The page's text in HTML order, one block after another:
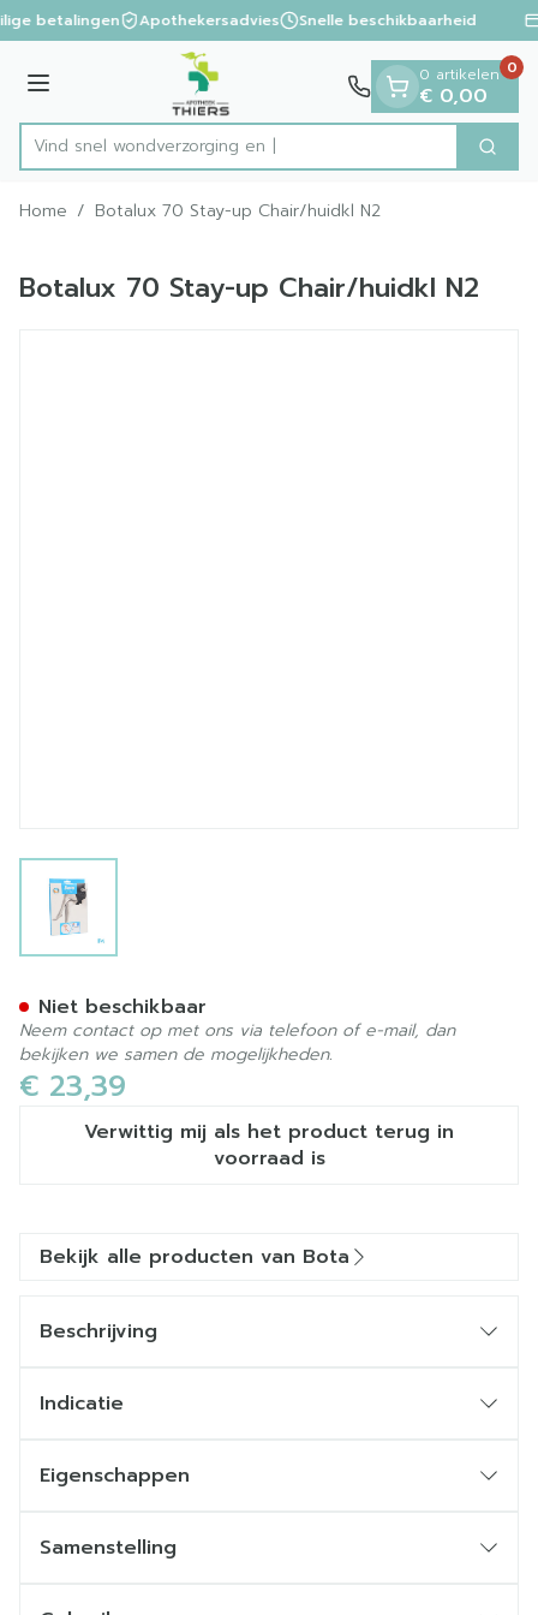
Ga naar de inhoud
1 van 1
betalingen Apothekersadvies Snelle beschikbaarheid
Menu
Product, merk, categorie...
Vind snel wondverzor Zoek
0 artikelen
€ 0,00
0
Home / Botalux 70 Stay-up Chair/huidkl N2
Botalux 70 Stay-up Chair/huidkl N2
View larger image
€ 23,39
Verwittig mij als het product terug in
voorraad is
Niet beschikbaar
Neem contact op met ons via telefoon of e-mail, dan
bekijken we samen de mogelijkheden.
Bekijk alle producten van Bota
Beschrijving
Indicatie
Eigenschappen
Ze benaderen sterk een FIJNE STADSKOUS.
steun.
Samenstelling